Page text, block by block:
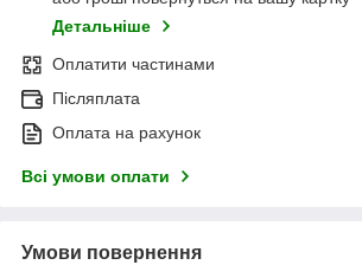
Детальніше
Оплатити частинами
Післяплата
Оплата на рахунок
Всі умови оплати
Умови повернення